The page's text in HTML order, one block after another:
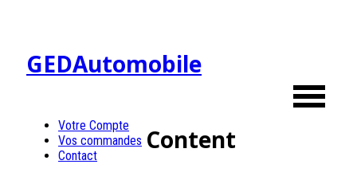
GEDAutomobile
Votre Compte
Vos commandes
Contact
Content